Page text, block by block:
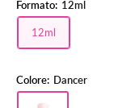
Formato: 12ml
12ml
Colore: Dancer